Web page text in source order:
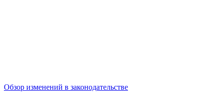
Обзор изменений в законодательстве